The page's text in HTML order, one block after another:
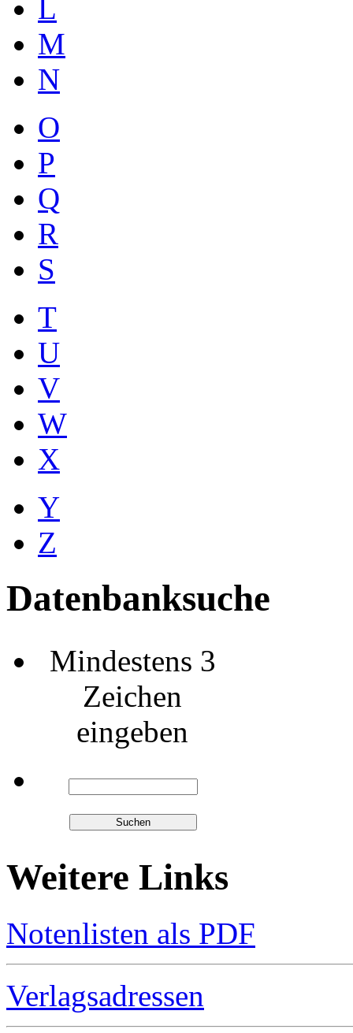
L
M
N
O
P
Q
R
S
T
U
V
W
X
Y
Z
Datenbanksuche
Mindestens 3
Zeichen
eingeben
Weitere Links
Notenlisten als PDF
Verlagsadressen